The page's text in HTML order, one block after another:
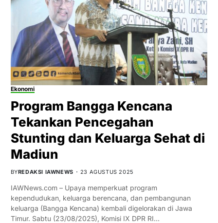
Ekonomi
Program Bangga Kencana
Tekankan Pencegahan
Stunting dan Keluarga Sehat di
Madiun
BYREDAKSI IAWNEWS 23 AGUSTUS 2025
IAWNews.com – Upaya memperkuat program
kependudukan, keluarga berencana, dan pembangunan
keluarga (Bangga Kencana) kembali digelorakan di Jawa
Timur. Sabtu (23/08/2025), Komisi IX DPR RI…